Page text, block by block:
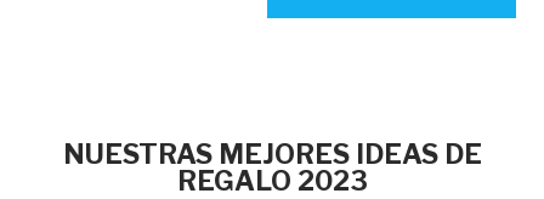
NUESTRAS MEJORES IDEAS DE
REGALO 2023